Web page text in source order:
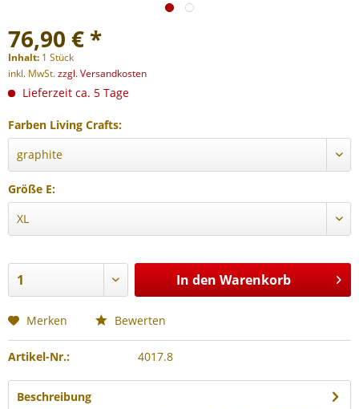
76,90 € *
Inhalt: 1 Stück
inkl. MwSt.zzgl. Versandkosten
Lieferzeit ca. 5 Tage
Farben Living Crafts:
Größe E:
In den Warenkorb
Merken Bewerten
Artikel-Nr.: 4017.8
Beschreibung